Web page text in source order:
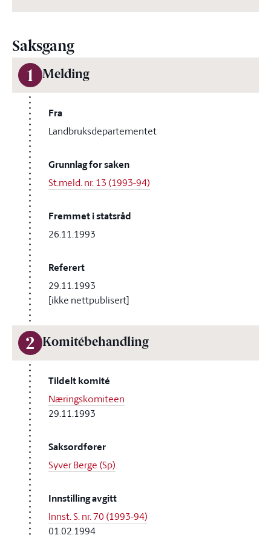
Saksgang
1 Melding
Fra
Landbruksdepartementet
Grunnlag for saken
St.meld. nr. 13 (1993-94)
Fremmet i statsråd
26.11.1993
Referert
29.11.1993
[ikke nettpublisert]
2 Komitébehandling
Tildelt komité
Næringskomiteen
29.11.1993
Saksordfører
Syver Berge (Sp)
Innstilling avgitt
Innst. S. nr. 70 (1993-94)
01.02.1994